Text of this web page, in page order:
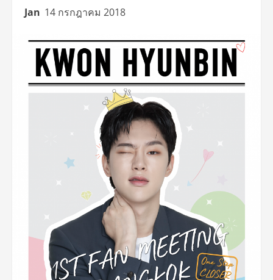
Jan 14 กรกฎาคม 2018